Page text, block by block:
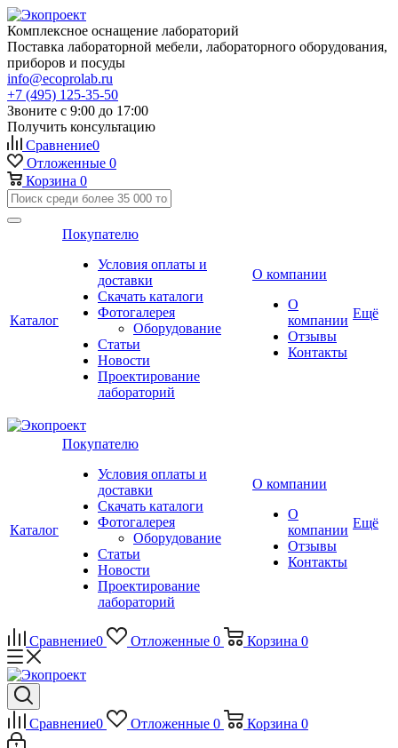
Комплексное оснащение лабораторий
Поставка лабораторной мебели, лабораторного оборудования,
приборов и посуды
info@ecoprolab.ru
+7 (495) 125-35-50
Звоните с 9:00 до 17:00
Получить консультацию
Сравнение0
Отложенные 0
Корзина 0
Каталог
Покупателю
Условия оплаты и
доставки
Скачать каталоги
Фотогалерея
Оборудование
Статьи
Новости
Проектирование
лабораторий
О компании
О
компании
Отзывы
Контакты
Ещё
Каталог
Покупателю
Условия оплаты и
доставки
Скачать каталоги
Фотогалерея
Оборудование
Статьи
Новости
Проектирование
лабораторий
О компании
О
компании
Отзывы
Контакты
Ещё
Сравнение0 Отложенные 0 Корзина 0
Сравнение0 Отложенные 0 Корзина 0